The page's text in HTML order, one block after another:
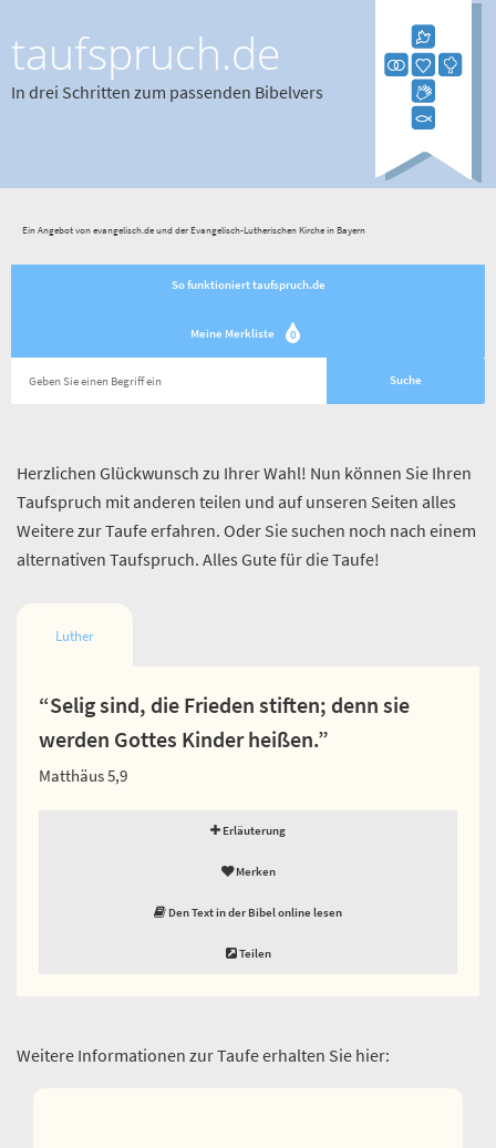
taufspruch.de
In drei Schritten zum passenden Bibelvers
Ein Angebot von evangelisch.de und der Evangelisch-Lutherischen Kirche in Bayern
So funktioniert taufspruch.de
Meine Merkliste 0
Herzlichen Glückwunsch zu Ihrer Wahl! Nun können Sie Ihren
Taufspruch mit anderen teilen und auf unseren Seiten alles
Weitere zur Taufe erfahren. Oder Sie suchen noch nach einem
alternativen Taufspruch. Alles Gute für die Taufe!
Luther
“Selig sind, die Frieden stiften; denn sie
werden Gottes Kinder heißen.”
Matthäus 5,9
Erläuterung
Merken
Den Text in der Bibel online lesen
Teilen
Weitere Informationen zur Taufe erhalten Sie hier: